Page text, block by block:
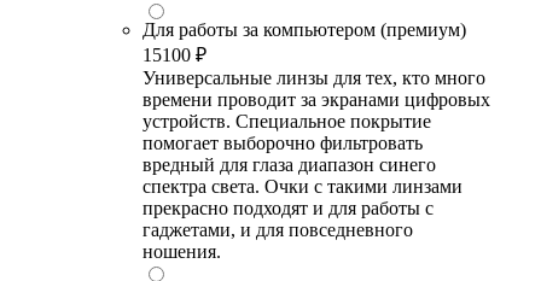
Для работы за компьютером (премиум)
15100 ₽
Универсальные линзы для тех, кто много
времени проводит за экранами цифровых
устройств. Специальное покрытие
помогает выборочно фильтровать
вредный для глаза диапазон синего
спектра света. Очки с такими линзами
прекрасно подходят и для работы с
гаджетами, и для повседневного
ношения.